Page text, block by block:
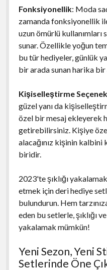
Fonksiyonellik: Moda
zamanda fonksiyonellik
uzun ömürlü
sunar. Özellikle yoğun
bu tür hediyeler, günlük
bir arada sunan harika
Kişiselleştirme
güzel yanı da
özel bir mesaj ekleyerek
getirebilirsiniz. Kişiye
alacağınız kişinin kalbini
biridir.
2023'te şıklığı
etmek için deri hediye
bulundurun. Hem
eden bu setlerle, şıklığı
yakalamak mümkün!
Yeni Sezon, Yeni
Setlerinde Öne